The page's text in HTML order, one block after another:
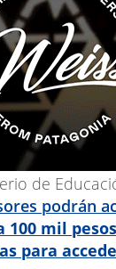
de
podrán
100 mil
para